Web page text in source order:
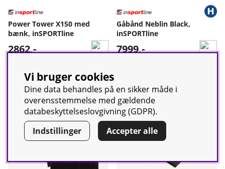
Power Tower X150 med
bænk, inSPORTline
2862,-
Gåbånd Neblin Black,
inSPORTline
7999,-
Vi bruger cookies
Dine data behandles på en sikker måde i
overensstemmelse med gældende
databeskyttelseslovgivning (GDPR).
Indstillinger
Accepter alle